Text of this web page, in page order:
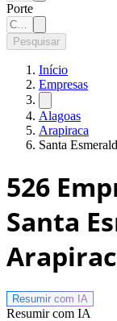
Porte
Pesquisar
Início
Empresas
Alagoas
Arapiraca
Santa
526
Santa
Resumir com IA
Resumir com IA